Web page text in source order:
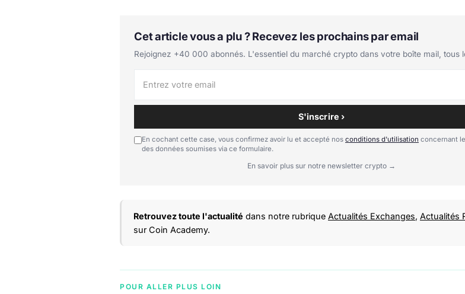
Cet article vous a plu ? Recevez les prochains par email
Rejoignez +40 000 abonnés. L'essentiel du marché crypto dans votre boîte mail, tous
S'inscrire ›
En cochant cette case, vous confirmez avoir lu et accepté nos conditions d'utilisation concernant
des données soumises via ce formulaire.
En savoir plus sur notre newsletter crypto →
Retrouvez toute l'actualité dans notre rubrique Actualités Exchanges, Actualités
sur Coin Academy.
POUR ALLER PLUS LOIN